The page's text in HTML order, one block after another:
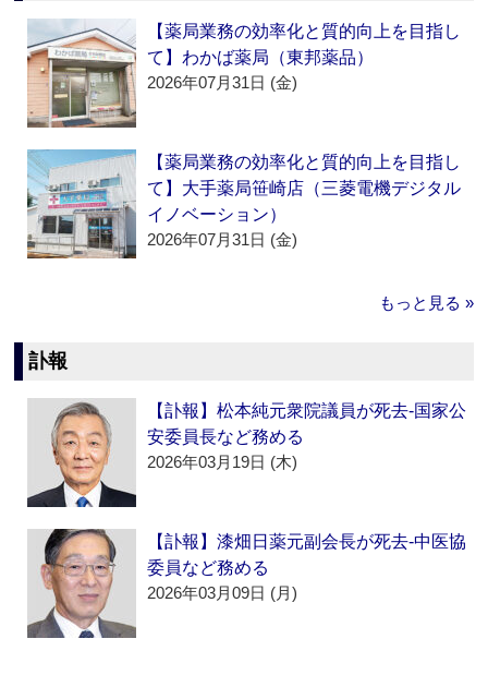
【薬局業務の効率化と質的向上を目指し
て】わかば薬局（東邦薬品）
2026年07月31日 (金)
【薬局業務の効率化と質的向上を目指し
て】大手薬局笹崎店（三菱電機デジタル
イノベーション）
2026年07月31日 (金)
もっと見る »
訃報
【訃報】松本純元衆院議員が死去‐国家公
安委員長など務める
2026年03月19日 (木)
【訃報】漆畑日薬元副会長が死去‐中医協
委員など務める
2026年03月09日 (月)